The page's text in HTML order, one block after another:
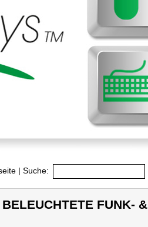
| Suche:
FUNK- &